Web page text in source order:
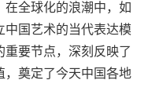
全球化的浪潮中，如
中国艺术的当代表达模
要节点，深刻反映了
，奠定了今天中国各地